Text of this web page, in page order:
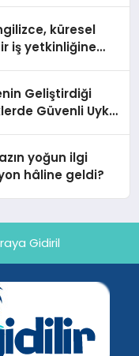
küresel
iş yetkinliğine
Geliştirdiği
Güvenli Uyku
yoğun ilgi
hâline geldi?
Gidiril